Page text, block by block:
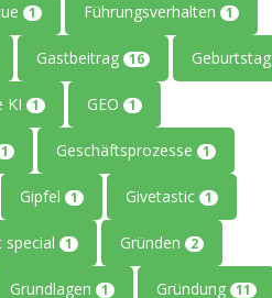
1 Führungsverhalten 1
Gastbeitrag 16 Geburtstag
KI 1 GEO 1
1 Geschäftsprozesse 1
Gipfel 1 Givetastic 1
special 1 Gründen 2
Grundlagen 1 Gründung 11